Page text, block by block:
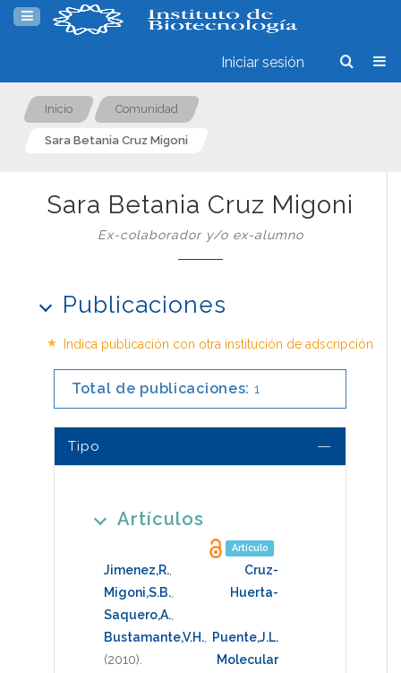
Iniciar sesión
Inicio Comunidad
Sara Betania Cruz Migoni
Sara Betania Cruz Migoni
Ex-colaborador y/o ex-alumno
Publicaciones
* Indica publicación con otra institución de adscripción
Total de publicaciones: 1
Tipo
Artículos
Artículo
Jimenez,R.
Cruz-
Migoni,S.B.
Huerta-
Saquero,A.
Bustamante,V.H.
Puente,J.L.
(2010)
Molecular